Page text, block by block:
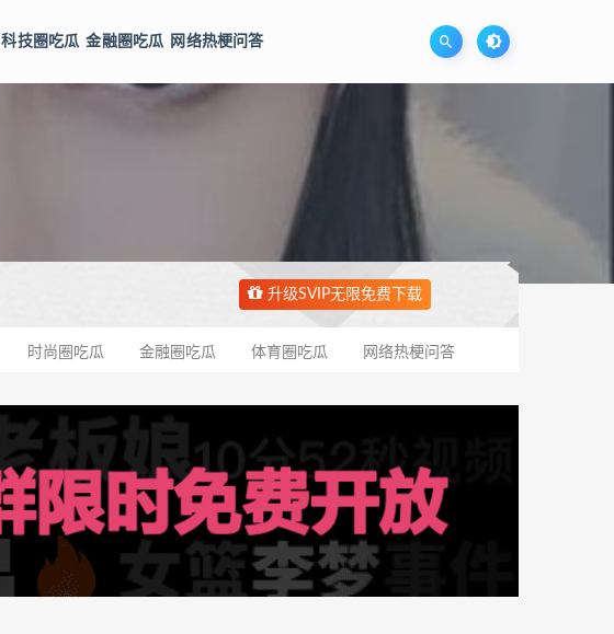
科技圈吃瓜 金融圈吃瓜 网络热梗问答
升级SVIP无限免费下载
时尚圈吃瓜 金融圈吃瓜 体育圈吃瓜 网络热梗问答